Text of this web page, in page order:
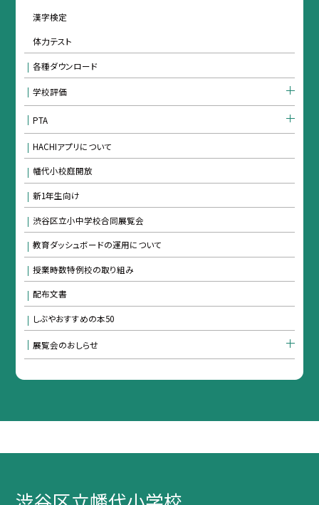
漢字検定
体力テスト
各種ダウンロード
学校評価
PTA
HACHIアプリについて
幡代小校庭開放
新1年生向け
渋谷区立小中学校合同展覧会
教育ダッシュボードの運用について
授業時数特例校の取り組み
配布文書
しぶやおすすめの本50
展覧会のおしらせ